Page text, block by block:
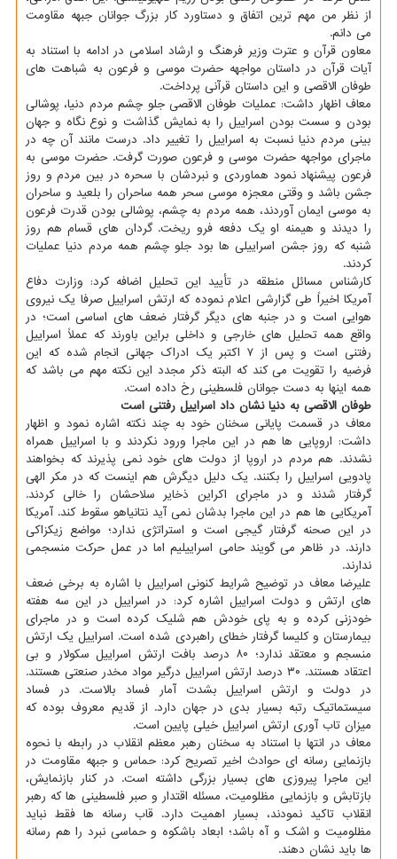
از نظر من مهم ترین اتفاق و دستاورد کار بزرگ جوانان جبهه مقاومت
می دانم.
معاون قرآن و عترت وزیر فرهنگ و ارشاد اسلامی در ادامه با استناد به
آیات قرآن در داستان مواجهه حضرت موسی و فرعون به شباهت های
طوفان الاقصی و این داستان قرآنی پرداخت.
معاف اظهار داشت: عملیات طوفان الاقصی جلو چشم مردم دنیا، پوشالی
بودن و سست بودن اسراییل را به نمایش گذاشت و نوع نگاه و جهان
بینی مردم دنیا نسبت به اسراییل را تغییر داد. درست مانند آن چه در
ماجرای مواجهه حضرت موسی و فرعون صورت گرفت. حضرت موسی به
فرعون پیشنهاد نمود هماوردی و نبردشان با سحره در بین مردم و روز
جشن باشد و وقتی معجزه موسی سحر همه ساحران را بلعید و ساحران
به موسی ایمان آوردند، همه مردم به چشم، پوشالی بودن قدرت فرعون
را دیدند و هیمنه او یک دفعه فرو ریخت. گردان های قسام هم روز
شنبه که روز جشن اسراییلی ها بود جلو چشم همه مردم دنیا عملیات
کردند.
کارشناس مسائل منطقه در تأیید این تحلیل اضافه کرد: وزارت دفاع
آمریکا اخیراً طی گزارشی اعلام نموده که ارتش اسراییل صرفا یک نیروی
هوایی است و در جنبه های دیگر گرفتار ضعف های اساسی است؛ در
واقع همه تحلیل های خارجی و داخلی براین باورند که عملاً اسراییل
رفتنی است و پس از ۷ اکتبر یک ادراک جهانی انجام شده که این
فرضیه را تقویت می کند که البته ذکر مجدد این نکته مهم می باشد که
همه اینها به دست جوانان فلسطینی رخ داده است.
طوفان الاقصی به دنیا نشان داد اسراییل رفتنی است
معاف در قسمت پایانی سخنان خود به چند نکته اشاره نمود و اظهار
داشت: اروپایی ها هم در این ماجرا ورود نکردند و با اسراییل همراه
نشدند. هم مردم در اروپا از دولت های خود نمی پذیرند که بخواهند
پادویی اسراییل را بکنند. یک دلیل دیگرش هم اینست که در مکر الهی
گرفتار شدند و در ماجرای اکراین ذخایر سلاحشان را خالی کردند.
آمریکایی ها هم در این ماجرا بدشان نمی آید نتانیاهو سقوط کند. آمریکا
در این صحنه گرفتار گیجی است و استراتژی ندارد؛ مواضع زیکزاکی
دارند. در ظاهر می گویند حامی اسراییلیم اما در عمل حرکت منسجمی
ندارند.
علیرضا معاف در توضیح شرایط کنونی اسراییل با اشاره به برخی ضعف
های ارتش و دولت اسراییل اشاره کرد: در اسراییل در این سه هفته
خودزنی کرده و به پای خودش هم شلیک کرده است و در ماجرای
بیمارستان و کلیسا گرفتار خطای راهبردی شده است. اسراییل یک ارتش
منسجم و معتقد ندارد؛ ۸۰ درصد بافت ارتش اسراییل سکولار و بی
اعتقاد هستند. ۳۰ درصد ارتش اسراییل درگیر مواد مخدر صنعتی هستند.
در دولت و ارتش اسراییل بشدت آمار فساد بالاست. در فساد
سیستماتیک رتبه بسیار بدی در جهان دارد. از قدیم معروف بوده که
میزان تاب آوری ارتش اسراییل خیلی پایین است.
معاف در انتها با استناد به سخنان رهبر معظم انقلاب در رابطه با نحوه
بازنمایی رسانه ای حوادث اخیر تصریح کرد: حماس و جبهه مقاومت در
این ماجرا پیروزی های بسیار بزرگی داشته است. در کنار بازنمایش،
بازتابش و بازنمایی مظلومیت، مسئله اقتدار و صبر فلسطینی ها که رهبر
انقلاب تاکید نمودند، بسیار اهمیت دارد. قاب رسانه ها فقط نباید
مظلومیت و اشک و آه باشد؛ ابعاد باشکوه و حماسی نبرد را هم رسانه
ها باید نشان دهند.